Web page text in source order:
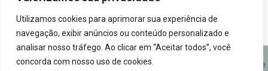
Utilizamos cookies para aprimorar sua experiência de
navegação, exibir anúncios ou conteúdo personalizado e
analisar nosso tráfego. Ao clicar em “Aceitar todos”, você
concorda com nosso uso de cookies.
© 2026 Fito Canabica |fitocanabica.com.br Política de Privacidade